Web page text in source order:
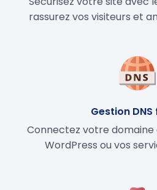
rassurez vos visiteurs et
Gestion
Connectez votre
WordPress ou vos